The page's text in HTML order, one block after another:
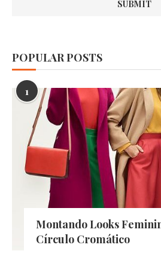
POPULAR POSTS
1
Montando Looks
Círculo Cromático